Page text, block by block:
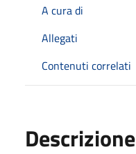
A cura di
Allegati
Contenuti correlati
Descrizione